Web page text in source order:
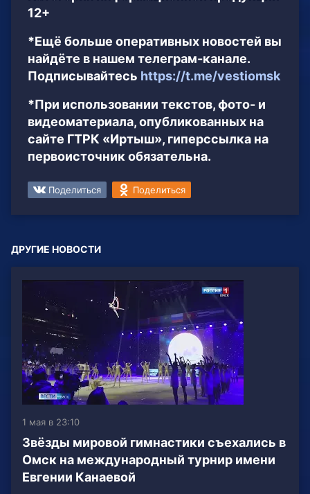
12+
*Ещё больше оперативных новостей вы
найдёте в нашем телеграм-канале.
Подписывайтесь https://t.me/vestiomsk
*При использовании текстов, фото- и
видеоматериала, опубликованных на
сайте ГТРК «Иртыш», гиперссылка на
первоисточник обязательна.
Поделиться Поделиться
ДРУГИЕ НОВОСТИ
1 мая в 23:10
Звёзды мировой гимнастики съехались в
Омск на международный турнир имени
Евгении Канаевой